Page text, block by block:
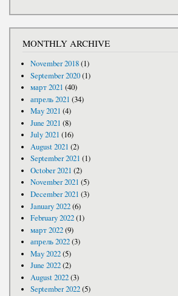
MONTHLY ARCHIVE
November 2018(1)
September 2020(1)
март 2021 (40)
апрель 2021 (34)
May 2021 (4)
June 2021 (8)
July 2021 (16)
August 2021 (2)
September 2021 (1)
October 2021 (2)
November 2021 (5)
December 2021 (3)
January 2022(6)
February 2022(1)
март 2022(9)
апрель 2022(3)
May 2022(5)
June 2022(2)
August 2022(3)
September 2022(5)